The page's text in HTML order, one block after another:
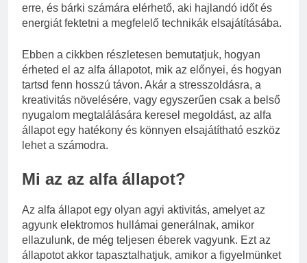
erre, és bárki számára elérhető, aki hajlandó időt és
energiát fektetni a megfelelő technikák elsajátításába.
Ebben a cikkben részletesen bemutatjuk, hogyan
érheted el az alfa állapotot, mik az előnyei, és hogyan
tartsd fenn hosszú távon. Akár a stresszoldásra, a
kreativitás növelésére, vagy egyszerűen csak a belső
nyugalom megtalálására keresel megoldást, az alfa
állapot egy hatékony és könnyen elsajátítható eszköz
lehet a számodra.
Mi az az alfa állapot?
Az alfa állapot egy olyan agyi aktivitás, amelyet az
agyunk elektromos hullámai generálnak, amikor
ellazulunk, de még teljesen éberek vagyunk. Ezt az
állapotot akkor tapasztalhatjuk, amikor a figyelmünket